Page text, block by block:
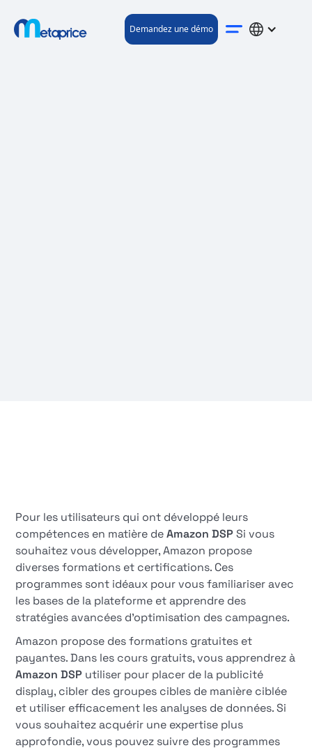
Demandez une démo
Pour les utilisateurs qui ont développé leurs
compétences en matière deAmazon DSPSi vous
souhaitez vous développer, Amazon propose
diverses formations et certifications. Ces
programmes sont idéaux pour vous familiariser avec
les bases de la plateforme et apprendre des
stratégies avancées d'optimisation des campagnes.
Amazon propose des formations gratuites et
payantes. Dans les cours gratuits, vous apprendrez à
Amazon DSP utiliser pour placer de la publicité
display, cibler des groupes cibles de manière ciblée
et utiliser efficacement les analyses de données. Si
vous souhaitez acquérir une expertise plus
approfondie, vous pouvez suivre des programmes